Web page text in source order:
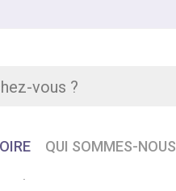
QUI SOMMES-NOUS